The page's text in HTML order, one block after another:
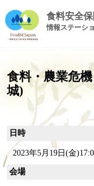
食料安全
情報ステーシ
食料・農業危
城)
日時
2023年5月19日(金
会場